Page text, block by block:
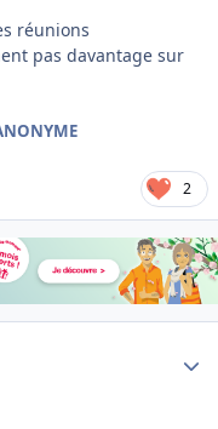
réunions
pas davantage sur
2